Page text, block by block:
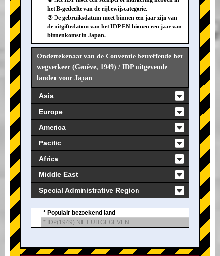
het B-gedeelte van de rijbewijscategorie.
⑦ De gebruiksdatum moet binnen een jaar zijn van
de uitgiftedatum van het IDP EN binnen een jaar van
binnenkomst in Japan.
Ondertekenaar van de Conventie betreffende het
wegverkeer (Genève, 1949) / IDP uitgevende
landen voor Japan
Asia
Europe
America
Pacific
Africa
Middle East
Special Administrative Region
* Populair bezoekend land
* IDP(1949) NIET UITGEGEVEN